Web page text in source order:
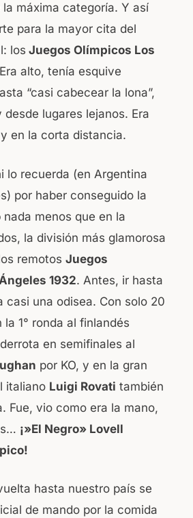
la máxima categoría. Y así
para la mayor cita del
los Juegos Olímpicos Los
alto, tenía esquive
“casi cabecear la lona”,
lugares lejanos. Era
en la corta distancia.
lo recuerda (en Argentina
por haber conseguido la
nada menos que en la
la división más glamorosa
remotos Juegos
1932. Antes, ir hasta
casi una odisea. Con solo 20
1° ronda al finlandés
en semifinales al
por KO, y en la gran
italiano Luigi Rovati también
Fue, vio como era la mano,
¡»El Negro» Lovell
hasta nuestro país se
de mando por la comida